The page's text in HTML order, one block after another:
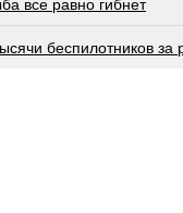
все равно гибнет
беспилотников за